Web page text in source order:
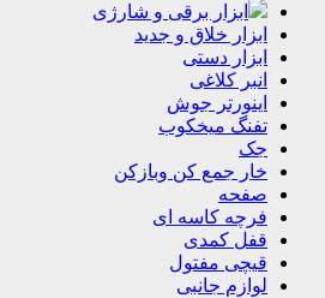
ابزار برقی و شارژی
ابزار خلاق و جدید
ابزار دستی
انبر کلاغی
اینورتر جوش
تفنگ میخکوب
جک
خار جمع کن وبازکن
صفحه
فرچه کاسه ای
قفل کمدی
قیچی مفتول
لوازم جانبی